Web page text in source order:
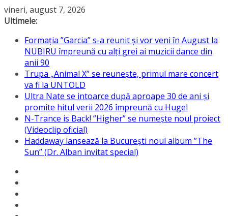
Sari
la
vineri, august 7, 2026
Ultimele:
Formația ”Garcia” s-a reunit și vor veni în August la
NUBIRU împreună cu alți grei ai muzicii dance din
anii 90
Trupa „Animal X” se reunește, primul mare concert
va fi la UNTOLD
Ultra Nate se intoarce după aproape 30 de ani și
promite hitul verii 2026 împreună cu Hugel
N-Trance is Back! ”Higher” se numește noul proiect
(Videoclip oficial)
Haddaway lansează la București noul album ”The
Sun” (Dr. Alban invitat special)